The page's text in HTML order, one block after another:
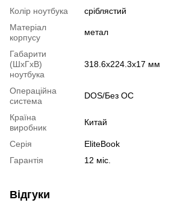
Колір ноутбука
сріблястий
Матеріал
корпусу
метал
Габарити
(ШхГхВ)
ноутбука
318.6х224.3х17 мм
Операційна
система
DOS/Без ОС
Країна
виробник
Китай
Серія
EliteBook
Гарантія
12 міс.
Відгуки